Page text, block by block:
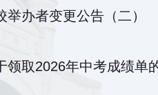
办者变更公告（二）
领取2026年中考成绩单